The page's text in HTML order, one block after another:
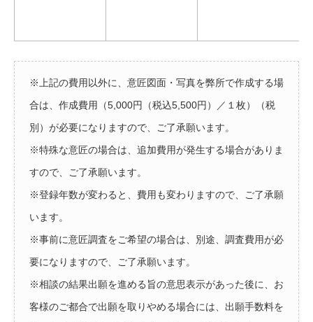
※上記の費用以外に、意匠図面・写真を弊所で作成する場
合は、作成費用（5,000円（税込5,500円）／１枚）（税
別）が必要になりますので、ご了承願います。
※特殊な意匠の場合は、追加費用が発生する場合がありま
すので、ご了承願います。
※登録年数が変わると、費用も変わりますので、ご了承願
います。
※事前に意匠調査をご希望の場合は、別途、調査費用が必
要になりますので、ご了承願います。
※相談の結果出願を進める旨の意思表示があった後に、お
客様のご都合で出願を取りやめる場合には、出願手数料を